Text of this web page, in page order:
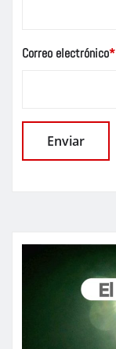
Correo electrónico*